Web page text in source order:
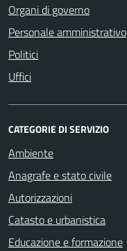
Organi di governo
Personale amministrativo
Politici
Uffici
CATEGORIE DI SERVIZIO
Ambiente
Anagrafe e stato civile
Autorizzazioni
Catasto e urbanistica
Educazione e formazione